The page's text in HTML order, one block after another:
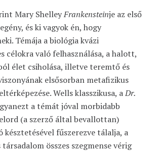
Mary ShelleyFrankensteinje az első
és ki vagyok én, hogy
Témája a biológia kvázi
célokra való felhasználása, a halott,
élet csiholása, illetve teremtő és
elsősorban metafizikus
Wells klasszikusa, aDr.
a témát jóval morbidabb
(a szerző által bevallottan)
késztetésével fűszerezve tálalja, a
összes szegmense vérig